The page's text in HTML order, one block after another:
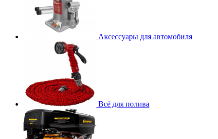
Аксессуары для автомобиля
Всё для полива